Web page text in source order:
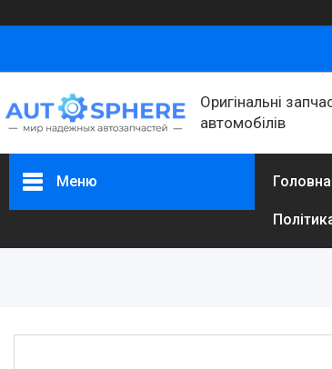
Оригінальні
автомобілів
Меню Головна